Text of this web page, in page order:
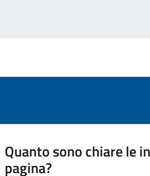
Quanto sono chiare le
pagina?